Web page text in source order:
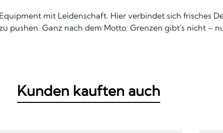
mit Leidenschaft. Hier verbindet sich frisches
pushen. Ganz nach dem Motto: Grenzen gibt's nicht –
Kunden kauften auch